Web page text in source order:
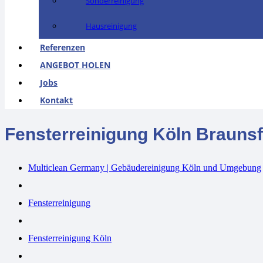
Hausreinigung
Referenzen
ANGEBOT HOLEN
Jobs
Kontakt
Fensterreinigung Köln
Multiclean Germany | Gebäudereinigung Köln und Umgebung
Fensterreinigung
Fensterreinigung Köln